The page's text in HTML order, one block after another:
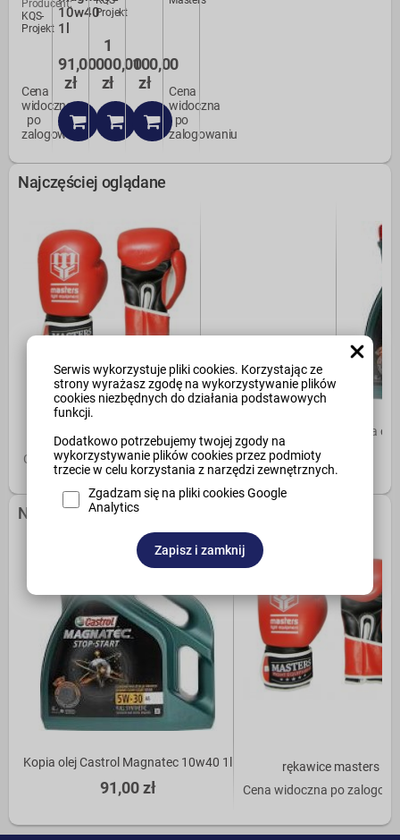
Serwis wykorzystuje pliki cookies. Korzystając ze
strony wyrażasz zgodę na wykorzystywanie plików
cookies niezbędnych do działania podstawowych
funkcji.
Dodatkowo potrzebujemy twojej zgody na
wykorzystywanie plików cookies przez podmioty
trzecie w celu korzystania z narzędzi zewnętrznych.
Zgadzam się na pliki cookies Google
Analytics
Zapisz i zamknij
Producent:
KQS-
Projekt
Cena
widoczna
po
zalogowaniu
10w40
1l
91,00
zł
Projekt
1
000,00
zł
100,00
zł
Cena
widoczna
po
zalogowaniu
Najczęściej oglądane
rękawice masters
Cena widoczna po zalogowaniu
100,00 zł
Kopia
Najczęściej kupowane
Kopia olej Castrol Magnatec 10w40 1l
91,00 zł
rękawice masters
Cena widoczna po